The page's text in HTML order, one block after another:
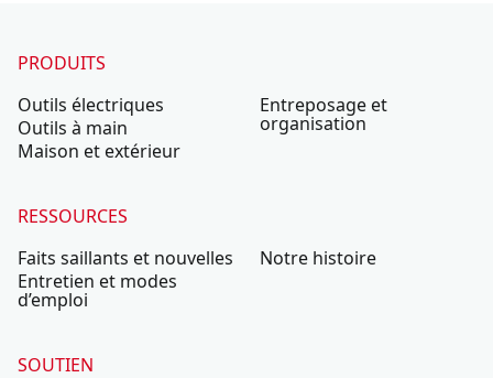
PRODUITS
Outils électriques
Outils à main
Maison et extérieur
Entreposage et
organisation
RESSOURCES
Faits saillants et nouvelles
Entretien et modes
d’emploi
Notre histoire
SOUTIEN